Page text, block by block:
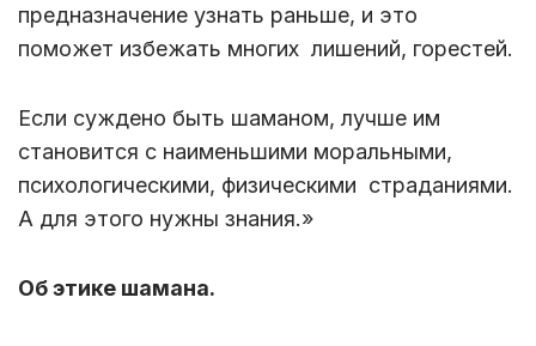
предназначение узнать раньше, и это
поможет избежать многих лишений, горестей.
Если суждено быть шаманом, лучше им
становится с наименьшими моральными,
психологическими, физическими страданиями.
А для этого нужны знания.»
Об этике шамана.